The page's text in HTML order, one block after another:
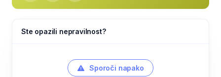
Ste opazili nepravilnost?
Sporoči napako